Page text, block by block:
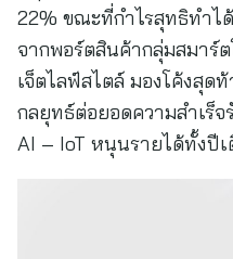
22% ขณะที่กำไรสุทธิทำไ
จากพอร์ตสินค้ากลุ่มสมาร์
เจ็ตไลฟ์สไตล์ มองโค้งสุด
กลยุทธ์ต่อยอดความสำเร็
AI – IoT หนุนรายได้ทั้งปี